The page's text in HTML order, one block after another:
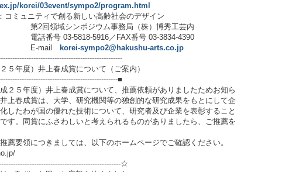
korei/03event/sympo2/program.html
コミュニティで創る新しい高齢社会のデザイン
シンポジウム事務局（株）博秀工芸内
5818-5916／FAX番号 03-3834-4390
korei-sympo2@hakushu-arts.co.jp
５年度）井上春成賞について（ご案内）
■
２５年度）井上春成賞について、推薦依頼がありましたためお知ら
上春成賞は、大学、研究機関等の独創的な研究成果をもとにして企
したわが国の優れた技術について、研究者及び企業を表彰すること
す。同賞にふさわしいと考えられるものがありましたら、ご推薦を
薦要領につきましては、以下のホームページでご確認ください。
☆